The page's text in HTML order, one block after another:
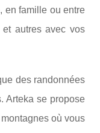
en famille ou entre
autres avec vos
des randonnées
Arteka se propose
où vous